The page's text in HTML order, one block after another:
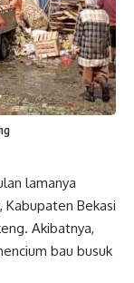
lamanya
Kabupaten Bekasi
Akibatnya,
bau busuk